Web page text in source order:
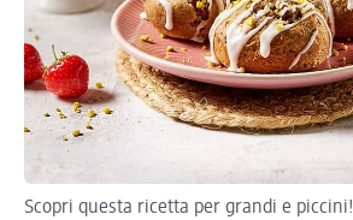
Scopri questa ricetta per grandi e piccini!